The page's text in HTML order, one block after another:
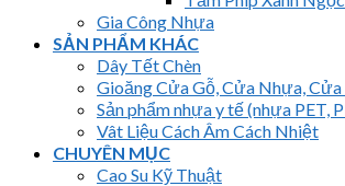
Gia Công Nhựa
SẢN PHẨM KHÁC
Dây Tết Chèn
Gioăng Cửa Gỗ, Cửa Nhựa,
Sản phẩm nhựa y tế (nhựa PET,
Vât Liệu Cách Âm Cách Nhiệt
CHUYÊN MỤC
Cao Su Kỹ Thuật